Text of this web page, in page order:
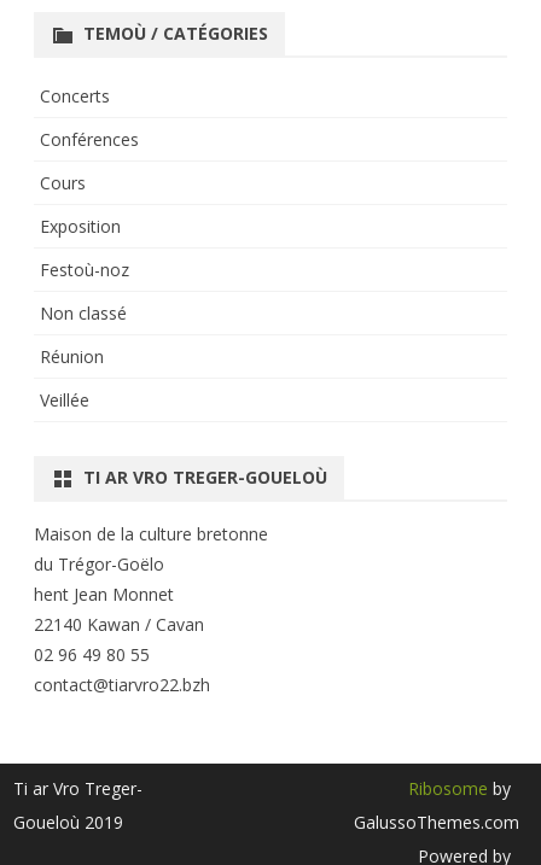
TEMOÙ / CATÉGORIES
Concerts
Conférences
Cours
Exposition
Festoù-noz
Non classé
Réunion
Veillée
TI AR VRO TREGER-GOUELOÙ
Maison de la culture bretonne
du Trégor-Goëlo
hent Jean Monnet
22140 Kawan / Cavan
02 96 49 80 55
contact@tiarvro22.bzh
Ti ar Vro Treger-
Goueloù 2019
Ribosome by
GalussoThemes.com
Powered by